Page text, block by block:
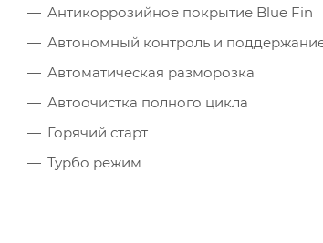
Антикоррозийное покрытие Blue Fin
Автономный контроль и
Автоматическая разморозка
Автоочистка полного цикла
Горячий старт
Турбо режим